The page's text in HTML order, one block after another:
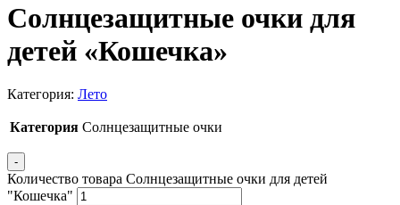
Солнцезащитные очки для
детей «Кошечка»
Категория: Лето
Категория Солнцезащитные очки
-
Количество товара Солнцезащитные очки для детей
"Кошечка"